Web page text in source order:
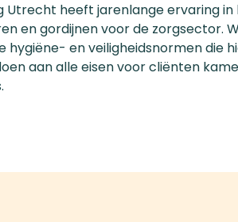
Utrecht heeft jarenlange ervaring in
en gordijnen voor de zorgsector.
hygiëne- en veiligheidsnormen die
aan alle eisen voor cliënten